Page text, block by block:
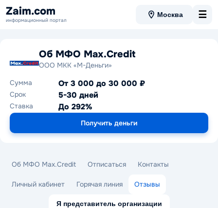
Zaim.com
информационный портал
Москва ☰
Об МФО Max.Credit
ООО МКК «М-Деньги»
Сумма
От 3 000 до 30 000 ₽
Срок 5-30 дней
Ставка До 292%
Получить деньги
Об МФО Max.Credit Отписаться Контакты
Личный кабинет Горячая линия Отзывы
Я представитель организации